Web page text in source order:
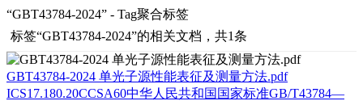
“GBT43784-2024” - Tag聚合标签
标签“GBT43784-2024”的相关文档，共1条
GBT43784-2024 单光子源性能表征及测量方法.pdf
ICS17.180.20CCSA60中华人民共和国国家标准GB/T43784—